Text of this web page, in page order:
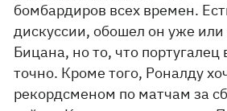
бомбардиров всех времен.
дискуссии, обошел он уже или
Бицана, но то, что португалец
точно. Кроме того, Роналду
рекордсменом по матчам за